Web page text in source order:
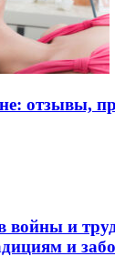
отзывы,
войны и
и